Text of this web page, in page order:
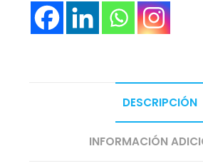
DESCRIPCIÓN
INFORMACIÓN